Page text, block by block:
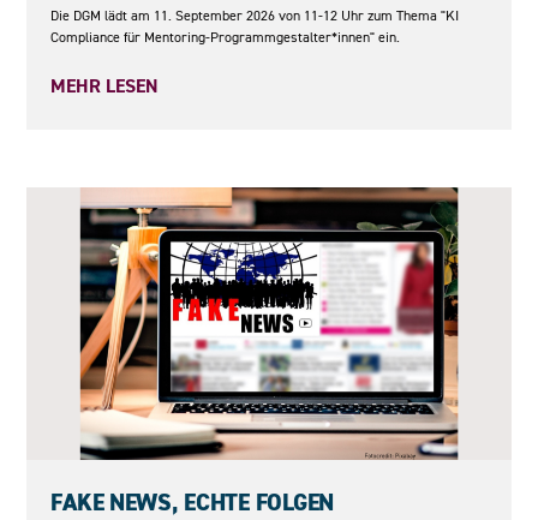
Die DGM lädt am 11. September 2026 von 11-12 Uhr zum Thema "KI
Compliance für Mentoring-Programmgestalter*innen" ein.
MEHR LESEN
FAKE NEWS, ECHTE FOLGEN